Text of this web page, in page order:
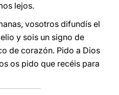
lejos.
vosotros difundís el
y sois un signo de
de corazón. Pido a Dios
os pido que recéis para